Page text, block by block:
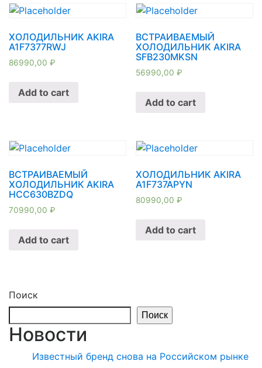
ХОЛОДИЛЬНИК AKIRA
A1F7377RWJ
86990,00 ₽
Add to cart
ВСТРАИВАЕМЫЙ
ХОЛОДИЛЬНИК AKIRA
SFB230MKSN
56990,00₽
Add to cart
ВСТРАИВАЕМЫЙ
ХОЛОДИЛЬНИК AKIRA
HCC630BZDQ
70990,00 ₽
Add to cart
ХОЛОДИЛЬНИК AKIRA
A1F737APYN
80990,00₽
Add to cart
Поиск
Поиск
Новости
Известный бренд снова на Российском рынке